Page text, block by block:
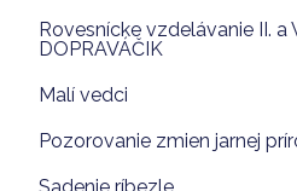
Rovesnícke vzdelávanie II. a
DOPRAVÁČIK
Malí vedci
Pozorovanie zmien jarnej